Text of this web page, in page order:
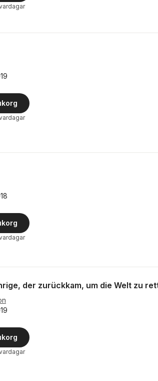
der zurückkam, um die Welt zu